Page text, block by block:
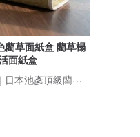
藺草面紙盒 藺草榻
面紙盒
IKEHIKO專賣店｜日本池彥頂級藺草製品｜讓生活與自然更靠近